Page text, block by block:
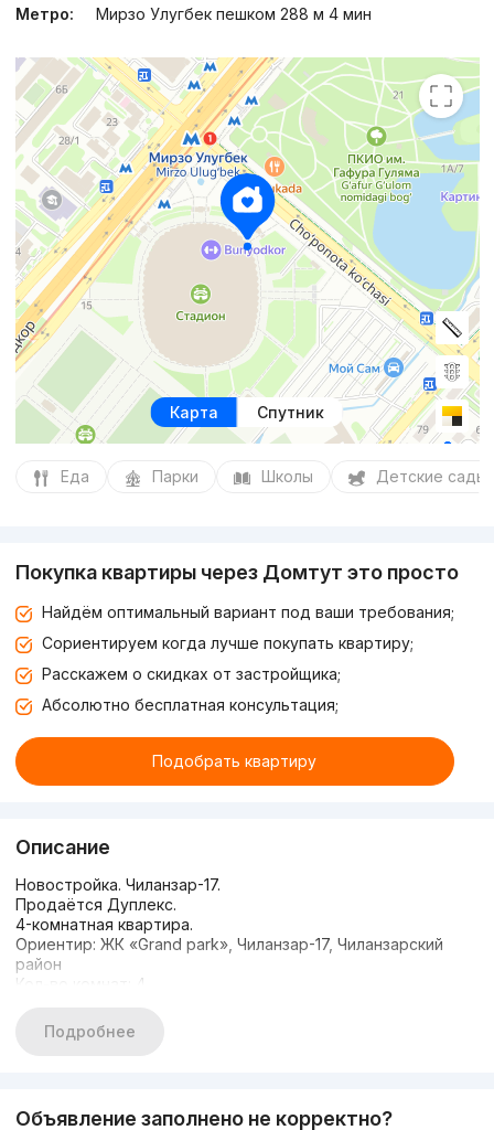
Метро:
Мирзо Улугбек пешком 288 м 4 мин
Карта Спутник
Еда Парки Школы Детские сады
Покупка квартиры через Домтут это просто
Найдём оптимальный вариант под ваши требования;
Сориентируем когда лучше покупать квартиру;
Расскажем о скидках от застройщика;
Абсолютно бесплатная консультация;
Подобрать квартиру
Описание
Новостройка. Чиланзар-17.
Продаётся Дуплекс.
4-комнатная квартира.
Ориентир: ЖК «Grand park», Чиланзар-17, Чиланзарский
район
Кол-во комнат: 4
Этажность: 8
Площадь: 122 м²
окна-двери.
Подробнее
Объявление заполнено не корректно?